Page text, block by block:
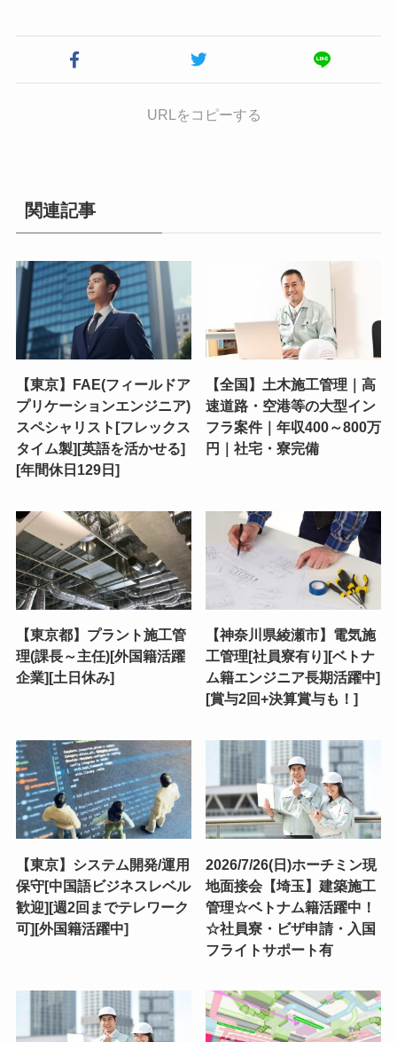
URLをコピーする
関連記事
【東京】FAE(フィールドア
プリケーションエンジニア)
スペシャリスト[フレックス
タイム製][英語を活かせる]
[年間休日129日]
【全国】土木施工管理｜高
速道路・空港等の大型イン
フラ案件｜年収400～800万
円｜社宅・寮完備
【東京都】プラント施工管
理(課長～主任)[外国籍活躍
企業][土日休み]
【神奈川県綾瀬市】電気施
工管理[社員寮有り][ベトナ
ム籍エンジニア長期活躍中]
[賞与2回+決算賞与も！]
【東京】システム開発/運用
保守[中国語ビジネスレベル
歓迎][週2回までテレワーク
可][外国籍活躍中]
2026/7/26(日)ホーチミン現
地面接会【埼玉】建築施工
管理☆ベトナム籍活躍中！
☆社員寮・ビザ申請・入国
フライトサポート有